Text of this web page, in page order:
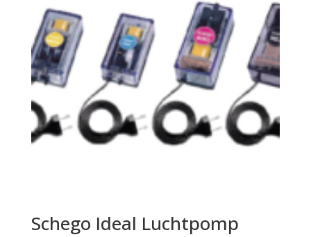
Schego Ideal Luchtpomp